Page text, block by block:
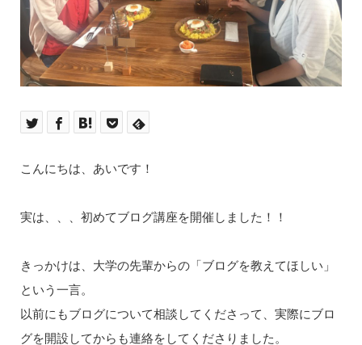
こんにちは、あいです！
実は、、、初めてブログ講座を開催しました！！
きっかけは、大学の先輩からの「ブログを教えてほしい」
という一言。
以前にもブログについて相談してくださって、実際にブロ
グを開設してからも連絡をしてくださりました。